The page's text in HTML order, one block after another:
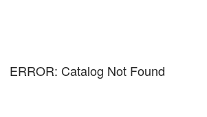
ERROR: Catalog Not Found